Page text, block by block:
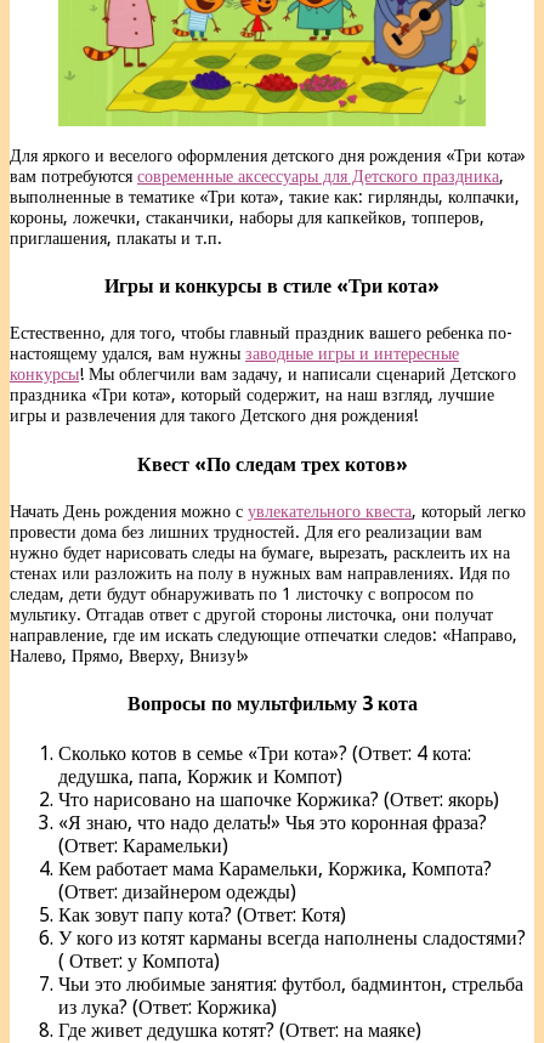
Для яркого и веселого оформления детского дня рождения «Три кота»
вам потребуются современные аксессуары для Детского праздника,
выполненные в тематике «Три кота», такие как: гирлянды, колпачки,
короны, ложечки, стаканчики, наборы для капкейков, топперов,
приглашения, плакаты и т.п.
Игры и конкурсы в стиле «Три кота»
Естественно, для того, чтобы главный праздник вашего ребенка по-
настоящему удался, вам нужны заводные игры и интересные
конкурсы! Мы облегчили вам задачу, и написали сценарий Детского
праздника «Три кота», который содержит, на наш взгляд, лучшие
игры и развлечения для такого Детского дня рождения!
Квест «По следам трех котов»
Начать День рождения можно с увлекательного квеста, который легко
провести дома без лишних трудностей. Для его реализации вам
нужно будет нарисовать следы на бумаге, вырезать, расклеить их на
стенах или разложить на полу в нужных вам направлениях. Идя по
следам, дети будут обнаруживать по 1 листочку с вопросом по
мультику. Отгадав ответ с другой стороны листочка, они получат
направление, где им искать следующие отпечатки следов: «Направо,
Налево, Прямо, Вверху, Внизу!»
Вопросы по мультфильму 3 кота
Сколько котов в семье «Три кота»? (Ответ: 4 кота:
дедушка, папа, Коржик и Компот)
Что нарисовано на шапочке Коржика? (Ответ: якорь)
«Я знаю, что надо делать!» Чья это коронная фраза?
(Ответ: Карамельки)
Кем работает мама Карамельки, Коржика, Компота?
(Ответ: дизайнером одежды)
Как зовут папу кота? (Ответ: Котя)
У кого из котят карманы всегда наполнены сладостями?
( Ответ: у Компота)
Чьи это любимые занятия: футбол, бадминтон, стрельба
из лука? (Ответ: Коржика)
Где живет дедушка котят? (Ответ: на маяке)